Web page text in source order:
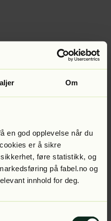
Om
en god opplevelse når du
er å sikre
føre statistikk, og
på fabel.no og
innhold for deg.